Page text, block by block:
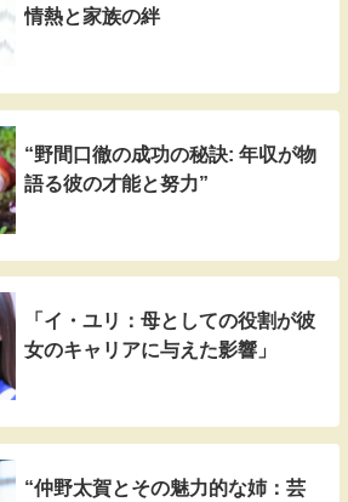
情熱と家族の絆
“野間口徹の成功の秘訣: 年収が物
語る彼の才能と努力”
「イ・ユリ：母としての役割が彼
女のキャリアに与えた影響」
“仲野太賀とその魅力的な姉：芸